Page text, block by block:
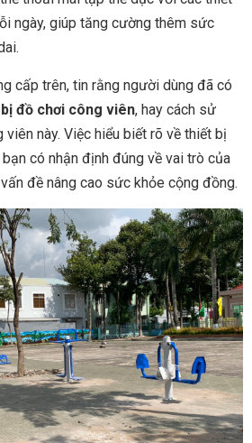
ngày, giúp tăng cường thêm sức
cấp trên, tin rằng người dùng đã có
đồ chơi công viên, hay cách sử
này. Việc hiểu biết rõ về thiết bị
có nhận định đúng về vai trò của
đề nâng cao sức khỏe cộng đồng.